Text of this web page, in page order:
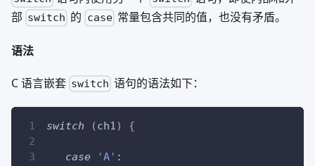
部 switch 的 case 常量包含共同的值，也没有矛盾。
语法
C 语言嵌套 switch 语句的语法如下：
switch (ch1) {
case 'A' :